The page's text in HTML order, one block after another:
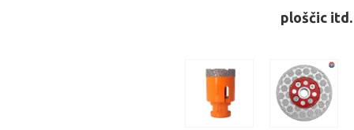
ploščic itd.